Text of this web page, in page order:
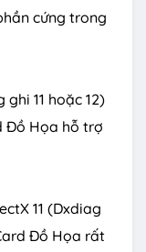
cứng trong
11 hoặc 12)
Đồ Họa hỗ trợ
11 (Dxdiag
Đồ Họa rất